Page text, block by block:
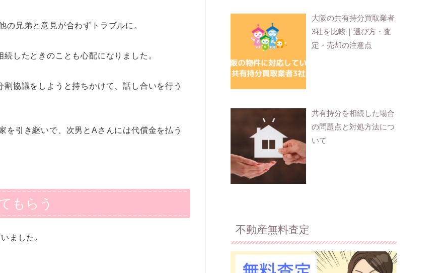
の兄弟と意見が合わずトラブルに。
したときのことも心配になりました。
協議をしようと持ちかけて、話し合いを行う
を引き継いで、次男とAさんには代償金を払う
もらう
ました。
大阪の共有持分買取業者
3社を比較｜選び方・査
定・売却の注意点
共有持分を相続した場合
の問題点と対処方法につ
いて
不動産無料査定